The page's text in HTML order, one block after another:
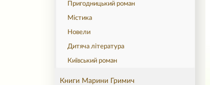
Пригодницький роман
Містика
Новели
Дитяча література
Київський роман
Книги Марини Гримич